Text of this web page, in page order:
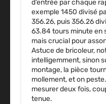
d’entrée par chaque
exemple 1450 divisé
356.26, puis 356.26
63.84 tours minute en
mais crucial pour
Astuce de bricoleur,
intelligemment, sinon
montage, la pièce
mollement, et on
mesurer deux fois,
tenue.